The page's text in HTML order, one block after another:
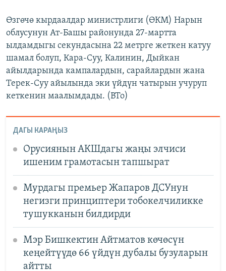
Өзгөчө кырдаалдар министрлиги (ӨКМ) Нарын
облусунун Ат-Башы районунда 27-мартта
ылдамдыгы секундасына 22 метрге жеткен катуу
шамал болуп, Кара-Суу, Калинин, Дыйкан
айылдарында кампалардын, сарайлардын жана
Терек-Суу айылында эки үйдүн чатырын учуруп
кеткенин маалымдады. (BTo)
ДАГЫ КАРАҢЫЗ
Орусиянын АКШдагы жаңы элчиси
ишеним грамотасын тапшырат
Мурдагы премьер Жапаров ДСУнун
негизги принциптери тобокелчиликке
тушукканын билдирди
Мэр Бишкектин Айтматов көчөсүн
кеңейтүүдө 66 үйдүн дубалы бузуларын
айтты